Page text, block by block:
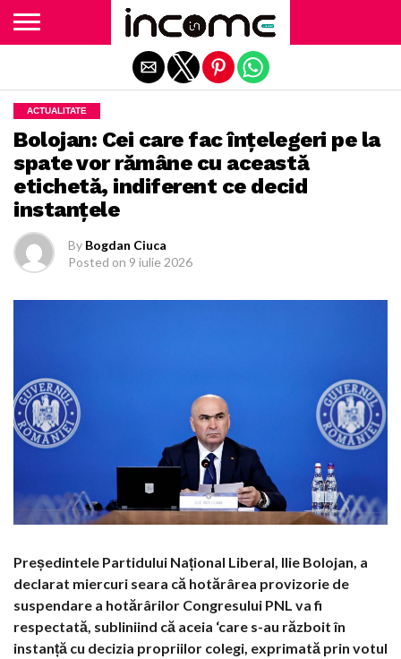
ACTUALITATE
Bolojan: Cei care fac înțelegeri pe la
spate vor rămâne cu această
etichetă, indiferent ce decid
instanțele
By Bogdan Ciuca
Posted on 9 iulie 2026
Președintele Partidului Național Liberal, Ilie Bolojan, a
declarat miercuri seara că hotărârea provizorie de
suspendare a hotărârilor Congresului PNL va fi
respectată, subliniind că aceia ‘care s-au războit în
instanță cu decizia propriilor colegi, exprimată prin votul
Exit mobile version